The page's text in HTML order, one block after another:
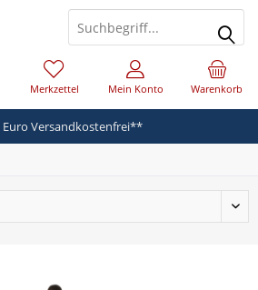
Euro Versandkostenfrei**
Warenkorb
Merkzettel Mein Konto